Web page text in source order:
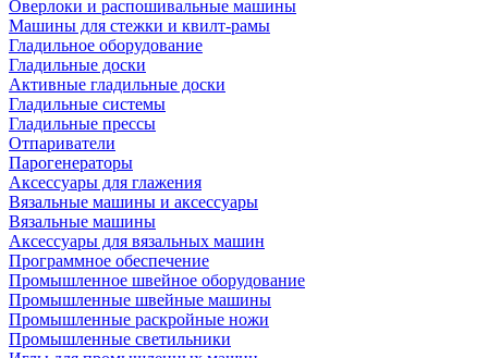
Оверлоки и распошивальные машины
Машины для стежки и квилт-рамы
Гладильное оборудование
Гладильные доски
Активные гладильные доски
Гладильные системы
Гладильные прессы
Отпариватели
Парогенераторы
Аксессуары для глажения
Вязальные машины и аксессуары
Вязальные машины
Аксессуары для вязальных машин
Программное обеспечение
Промышленное швейное оборудование
Промышленные швейные машины
Промышленные раскройные ножи
Промышленные светильники